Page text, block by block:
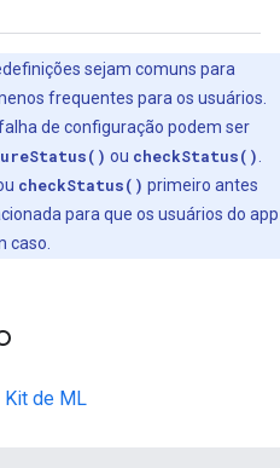
sejam comuns para
frequentes para os usuários.
de configuração podem ser
ou checkStatus()
checkStatus() primeiro antes
para que os usuários do app
caso.
Kit de ML